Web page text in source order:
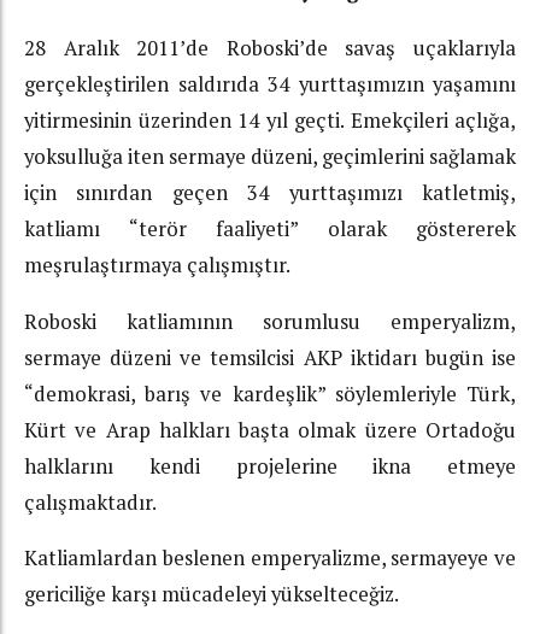
28 Aralık 2011’de Roboski’de savaş uçaklarıyla
gerçekleştirilen saldırıda 34 yurttaşımızın yaşamını
yitirmesinin üzerinden 14 yıl geçti. Emekçileri açlığa,
yoksulluğa iten sermaye düzeni, geçimlerini sağlamak
için sınırdan geçen 34 yurttaşımızı katletmiş,
katliamı “terör faaliyeti” olarak göstererek
meşrulaştırmaya çalışmıştır.
Roboski katliamının sorumlusu emperyalizm,
sermaye düzeni ve temsilcisi AKP iktidarı bugün ise
“demokrasi, barış ve kardeşlik” söylemleriyle Türk,
Kürt ve Arap halkları başta olmak üzere Ortadoğu
halklarını kendi projelerine ikna etmeye
çalışmaktadır.
Katliamlardan beslenen emperyalizme, sermayeye ve
gericiliğe karşı mücadeleyi yükselteceğiz.